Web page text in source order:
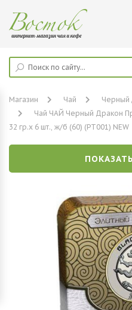
Магазин Чай Черный
Чай ЧАЙ Черный Дракон
32 гр.х 6 шт., ж/б (60) (РТ001) NEW